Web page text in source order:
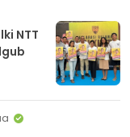
NTT